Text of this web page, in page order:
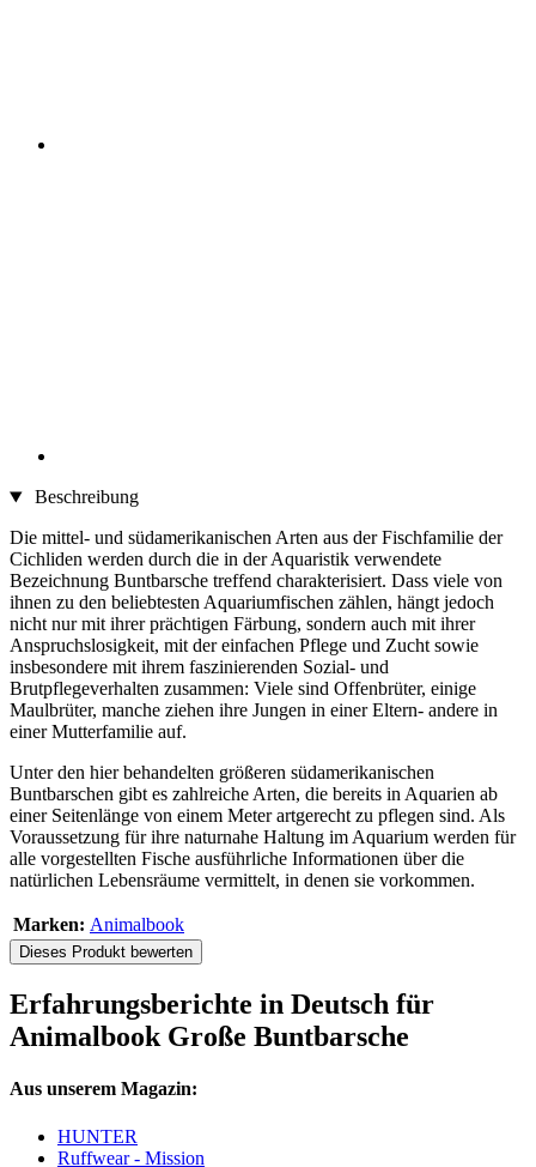
Beschreibung
Die mittel- und südamerikanischen Arten aus der Fischfamilie der
Cichliden werden durch die in der Aquaristik verwendete
Bezeichnung Buntbarsche treffend charakterisiert. Dass viele von
ihnen zu den beliebtesten Aquariumfischen zählen, hängt jedoch
nicht nur mit ihrer prächtigen Färbung, sondern auch mit ihrer
Anspruchslosigkeit, mit der einfachen Pflege und Zucht sowie
insbesondere mit ihrem faszinierenden Sozial- und
Brutpflegeverhalten zusammen: Viele sind Offenbrüter, einige
Maulbrüter, manche ziehen ihre Jungen in einer Eltern- andere in
einer Mutterfamilie auf.
Unter den hier behandelten größeren südamerikanischen
Buntbarschen gibt es zahlreiche Arten, die bereits in Aquarien ab
einer Seitenlänge von einem Meter artgerecht zu pflegen sind. Als
Voraussetzung für ihre naturnahe Haltung im Aquarium werden für
alle vorgestellten Fische ausführliche Informationen über die
natürlichen Lebensräume vermittelt, in denen sie vorkommen.
Marken: Animalbook
Dieses Produkt bewerten
Erfahrungsberichte in Deutsch für
Animalbook Große Buntbarsche
Aus unserem Magazin:
HUNTER
Ruffwear - Mission